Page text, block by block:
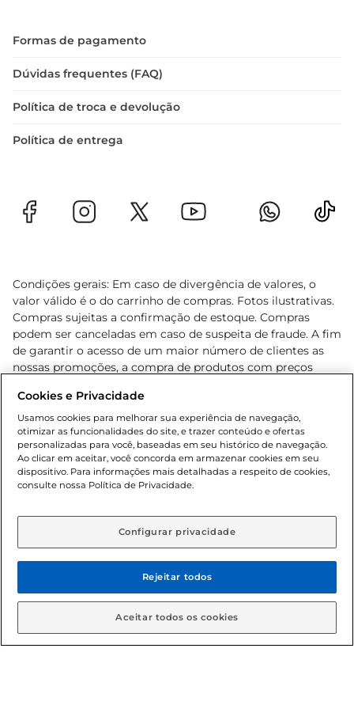
Formas de pagamento
Dúvidas frequentes (FAQ)
Política de troca e devolução
Política de entrega
Condições gerais: Em caso de divergência de valores, o
valor válido é o do carrinho de compras. Fotos ilustrativas.
Compras sujeitas a confirmação de estoque. Compras
podem ser canceladas em caso de suspeita de fraude. A fim
de garantir o acesso de um maior número de clientes as
nossas promoções, a compra de produtos com preços
cliente. Os preços, ofertas e condições são exclusivos para
o e-commerce e válidos durante o dia de hoje, podendo
sofrer alterações sem prévia notificação. Proibida a venda
de bebidas alcoólicas para menores de 18 anos, conforme
Lei n.º 8069/90, art. 81, inciso II (Estatuto da Criança e do
Adolescente). Preços e condições exclusivos para o
aviso prévio. O valor mínimo para as compras on-line é de
© 2026 Copyright. Todos os direitos
reservados Gbarbosa.
Cookies e Privacidade
Usamos cookies para melhorar sua experiência de navegação,
otimizar as funcionalidades do site, e trazer conteúdo e ofertas
personalizadas para você, baseadas em seu histórico de navegação.
Ao clicar em aceitar, você concorda em armazenar cookies em seu
dispositivo. Para informações mais detalhadas a respeito de cookies,
consulte nossa Política de Privacidade.
Configurar privacidade
Rejeitar todos
Aceitar todos os cookies